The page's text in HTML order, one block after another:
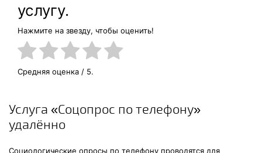
услугу.
Нажмите на звезду, чтобы оценить!
Средняя оценка / 5.
Услуга «Соцопрос по телефону»
удалённо
Социологические опросы по телефону проводятся для